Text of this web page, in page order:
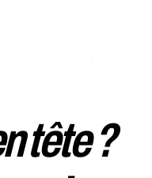
tête ?